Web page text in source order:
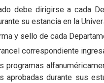
debe dirigirse a cada
su estancia en la
y sello de cada
correspondiente
programas
aprobadas durante sus